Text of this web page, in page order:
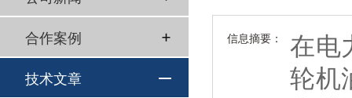
信息摘要：
在电
轮机
合作案例
技术文章